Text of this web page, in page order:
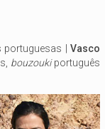
portuguesas |Vasco
bouzoukiportuguês